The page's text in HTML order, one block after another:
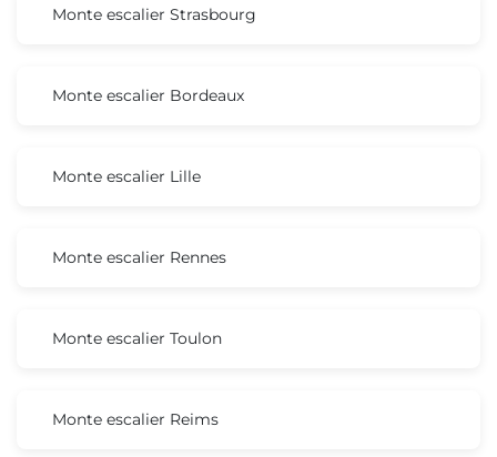
Monte escalier Strasbourg
Monte escalier Bordeaux
Monte escalier Lille
Monte escalier Rennes
Monte escalier Toulon
Monte escalier Reims